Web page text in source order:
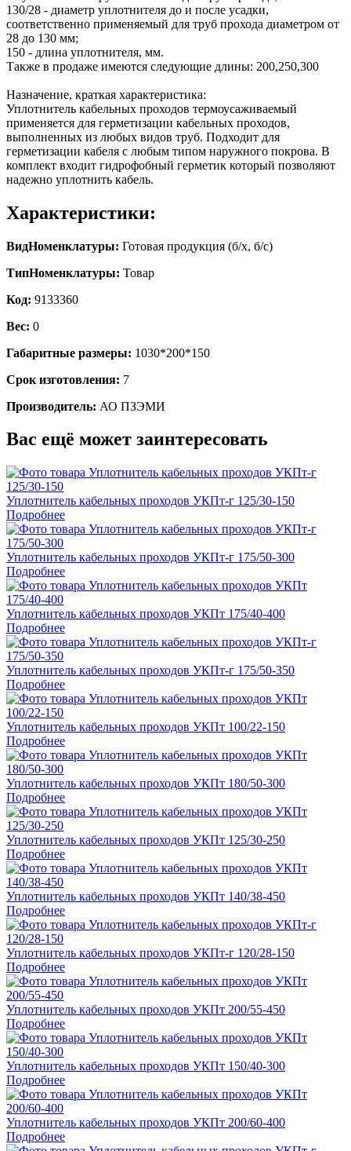
130/28 - диаметр уплотнителя до и после усадки,
соответственно применяемый для труб прохода диаметром от
28 до 130 мм;
150 - длина уплотнителя, мм.
Также в продаже имеются следующие длины: 200,250,300
Назначение, краткая характеристика:
Уплотнитель кабельных проходов термоусаживаемый
применяется для герметизации кабельных проходов,
выполненных из любых видов труб. Подходит для
герметизации кабеля с любым типом наружного покрова. В
комплект входит гидрофобный герметик который позволяют
надежно уплотнить кабель.
Характеристики:
ВидНоменклатуры: Готовая продукция (б/х, б/с)
ТипНоменклатуры: Товар
Код: 9133360
Вес: 0
Габаритные размеры: 1030*200*150
Срок изготовления: 7
Производитель: АО ПЗЭМИ
Вас ещё может заинтересовать
Уплотнитель кабельных проходов УКПт-г 125/30-150
Подробнее
Уплотнитель кабельных проходов УКПт-г 175/50-300
Подробнее
Уплотнитель кабельных проходов УКПт 175/40-400
Подробнее
Уплотнитель кабельных проходов УКПт-г 175/50-350
Подробнее
Уплотнитель кабельных проходов УКПт 100/22-150
Подробнее
Уплотнитель кабельных проходов УКПт 180/50-300
Подробнее
Уплотнитель кабельных проходов УКПт 125/30-250
Подробнее
Уплотнитель кабельных проходов УКПт 140/38-450
Подробнее
Уплотнитель кабельных проходов УКПт-г 120/28-150
Подробнее
Уплотнитель кабельных проходов УКПт 200/55-450
Подробнее
Уплотнитель кабельных проходов УКПт 150/40-300
Подробнее
Уплотнитель кабельных проходов УКПт 200/60-400
Подробнее